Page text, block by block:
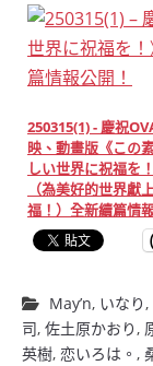
250315(1) - 慶祝
映、動畫版《この
しい世界に祝福を！
（為美好的世界獻
福！）全新續篇情
開！
May’n, いなり,
司, 佐土原かおり,
英樹, 恋いろは。 ,